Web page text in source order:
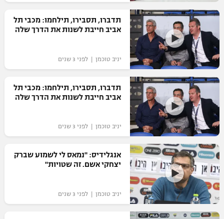
מדיניות פרטיות
תקנון פעילות ספורט 1
רשיון להקרנה פומבית לבית עסק
הצטרפות לחבילת הערוצים
לוח דרושים – ג'ובנט
תגיות
המגזין
אומנויות לחימה
גיימינג E-Sports
תדברו, תסבירו, תילחמו: מכבי תל
אביב חייבת לשנות את הדרך שלה
יניב טוכמן | לפני 3 שנים
תדברו, תסבירו, תילחמו: מכבי תל
אביב חייבת לשנות את הדרך שלה
יניב טוכמן | לפני 3 שנים
אנגלידיס: "נמאס לי לשמוע שברק
יצחקי אשם. זה שטויות"
יניב טוכמן | לפני 3 שנים